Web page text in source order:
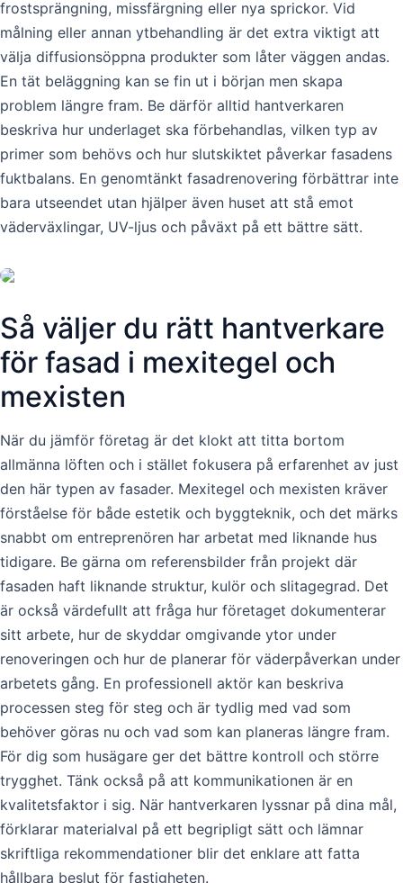
frostsprängning, missfärgning eller nya sprickor. Vid
målning eller annan ytbehandling är det extra viktigt att
välja diffusionsöppna produkter som låter väggen andas.
En tät beläggning kan se fin ut i början men skapa
problem längre fram. Be därför alltid hantverkaren
beskriva hur underlaget ska förbehandlas, vilken typ av
primer som behövs och hur slutskiktet påverkar fasadens
fuktbalans. En genomtänkt fasadrenovering förbättrar inte
bara utseendet utan hjälper även huset att stå emot
väderväxlingar, UV-ljus och påväxt på ett bättre sätt.
Så väljer du rätt hantverkare
för fasad i mexitegel och
mexisten
När du jämför företag är det klokt att titta bortom
allmänna löften och i stället fokusera på erfarenhet av just
den här typen av fasader. Mexitegel och mexisten kräver
förståelse för både estetik och byggteknik, och det märks
snabbt om entreprenören har arbetat med liknande hus
tidigare. Be gärna om referensbilder från projekt där
fasaden haft liknande struktur, kulör och slitagegrad. Det
är också värdefullt att fråga hur företaget dokumenterar
sitt arbete, hur de skyddar omgivande ytor under
renoveringen och hur de planerar för väderpåverkan under
arbetets gång. En professionell aktör kan beskriva
processen steg för steg och är tydlig med vad som
behöver göras nu och vad som kan planeras längre fram.
För dig som husägare ger det bättre kontroll och större
trygghet. Tänk också på att kommunikationen är en
kvalitetsfaktor i sig. När hantverkaren lyssnar på dina mål,
förklarar materialval på ett begripligt sätt och lämnar
skriftliga rekommendationer blir det enklare att fatta
hållbara beslut för fastigheten.